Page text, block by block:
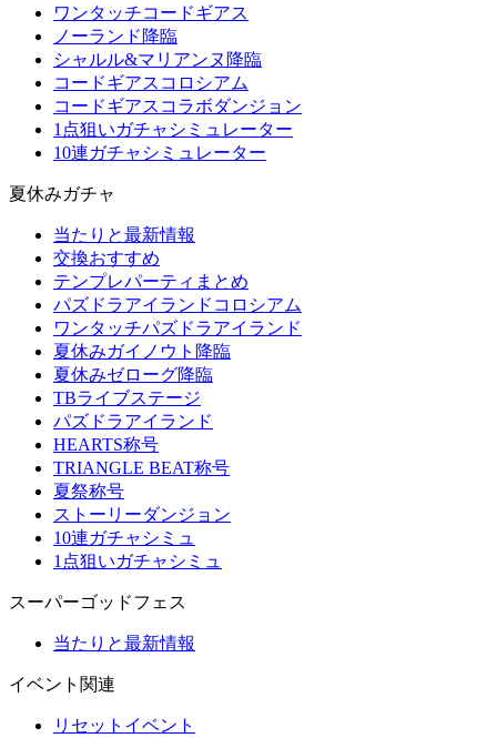
ワンタッチコードギアス
ノーランド降臨
シャルル&マリアンヌ降臨
コードギアスコロシアム
コードギアスコラボダンジョン
1点狙いガチャシミュレーター
10連ガチャシミュレーター
夏休みガチャ
当たりと最新情報
交換おすすめ
テンプレパーティまとめ
パズドラアイランドコロシアム
ワンタッチパズドラアイランド
夏休みガイノウト降臨
夏休みゼローグ降臨
TBライブステージ
パズドラアイランド
HEARTS称号
TRIANGLE BEAT称号
夏祭称号
ストーリーダンジョン
10連ガチャシミュ
1点狙いガチャシミュ
スーパーゴッドフェス
当たりと最新情報
イベント関連
リセットイベント